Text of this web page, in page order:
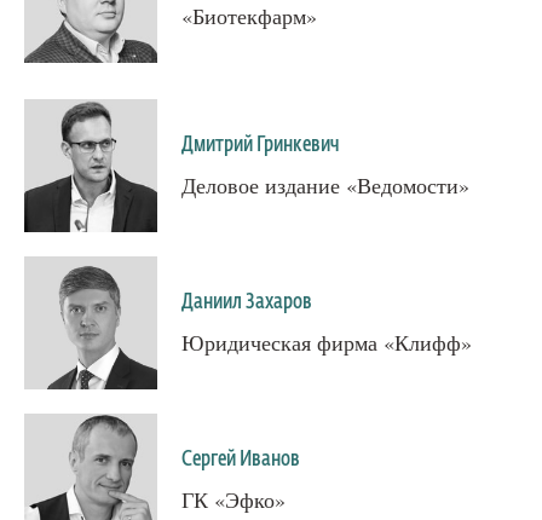
«Биотекфарм»
Дмитрий Гринкевич
Деловое издание «Ведомости»
Даниил Захаров
Юридическая фирма «Клифф»
Сергей Иванов
ГК «Эфко»